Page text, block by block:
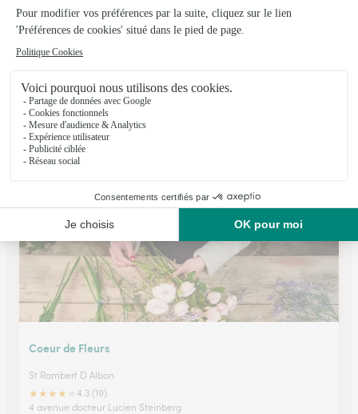
Atelier Floral
Anneyron
★★★★★4.9 (56)
18, rue Gambetta
Coeur de Fleurs
St Rambert D Albon
★★★★
4.3 (19)
4 avenue docteur Lucien Steinberg